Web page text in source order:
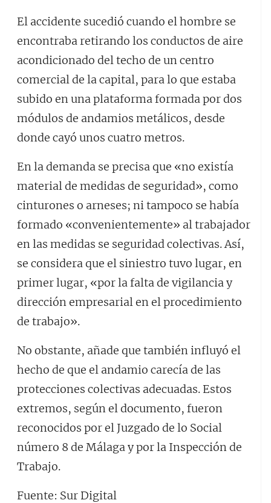
El accidente sucedió cuando el hombre se
encontraba retirando los conductos de aire
acondicionado del techo de un centro
comercial de la capital, para lo que estaba
subido en una plataforma formada por dos
módulos de andamios metálicos, desde
donde cayó unos cuatro metros.
En la demanda se precisa que «no existía
material de medidas de seguridad», como
cinturones o arneses; ni tampoco se había
formado «convenientemente» al trabajador
en las medidas se seguridad colectivas. Así,
se considera que el siniestro tuvo lugar, en
primer lugar, «por la falta de vigilancia y
dirección empresarial en el procedimiento
de trabajo».
No obstante, añade que también influyó el
hecho de que el andamio carecía de las
protecciones colectivas adecuadas. Estos
extremos, según el documento, fueron
reconocidos por el Juzgado de lo Social
número 8 de Málaga y por la Inspección de
Trabajo.
Fuente: Sur Digital